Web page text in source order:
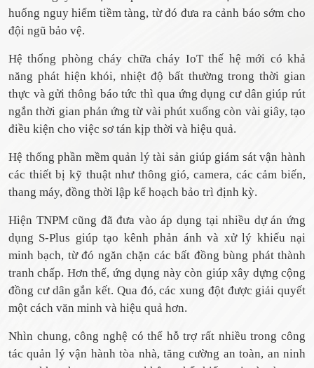
huống nguy hiểm tiềm tàng, từ đó đưa ra cảnh báo sớm cho
đội ngũ bảo vệ.
Hệ thống phòng cháy chữa cháy IoT thế hệ mới có khả
năng phát hiện khói, nhiệt độ bất thường trong thời gian
thực và gửi thông báo tức thì qua ứng dụng cư dân giúp rút
ngắn thời gian phản ứng từ vài phút xuống còn vài giây, tạo
điều kiện cho việc sơ tán kịp thời và hiệu quả.
Hệ thống phần mềm quản lý tài sản giúp giám sát vận hành
các thiết bị kỹ thuật như thông gió, camera, các cảm biến,
thang máy, đồng thời lập kế hoạch bảo trì định kỳ.
Hiện TNPM cũng đã đưa vào áp dụng tại nhiều dự án ứng
dụng S-Plus giúp tạo kênh phản ánh và xử lý khiếu nại
minh bạch, từ đó ngăn chặn các bất đồng bùng phát thành
tranh chấp. Hơn thế, ứng dụng này còn giúp xây dựng cộng
đồng cư dân gắn kết. Qua đó, các xung đột được giải quyết
một cách văn minh và hiệu quả hơn.
Nhìn chung, công nghệ có thể hỗ trợ rất nhiều trong công
tác quản lý vận hành tòa nhà, tăng cường an toàn, an ninh